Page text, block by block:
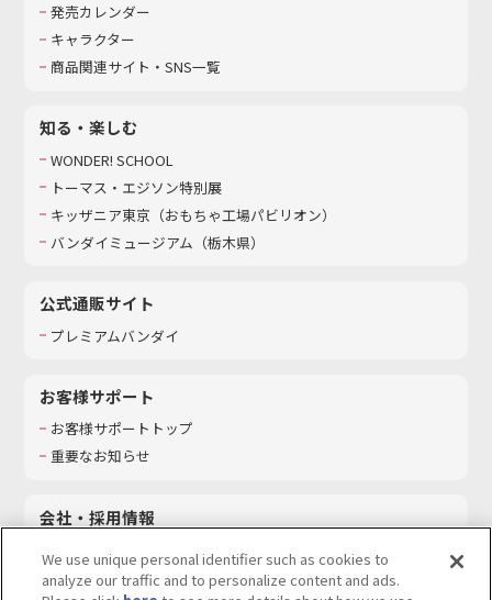
発売カレンダー
キャラクター
商品関連サイト・SNS一覧
知る・楽しむ
WONDER! SCHOOL
トーマス・エジソン特別展
キッザニア東京（おもちゃ工場パビリオン）​
バンダイミュージアム（栃木県）
公式通販サイト
プレミアムバンダイ
お客様サポート
お客様サポートトップ
重要なお知らせ
会社・採用情報
採用情報
We use unique personal identifier such as cookies to
analyze our traffic and to personalize content and ads.